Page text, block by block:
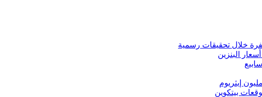
البنزين